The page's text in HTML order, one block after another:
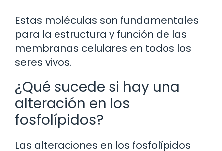
Estas moléculas son fundamentales
para la estructura y función de las
membranas celulares en todos los
seres vivos.
¿Qué sucede si hay una
alteración en los
fosfolípidos?
Las alteraciones en los fosfolípidos